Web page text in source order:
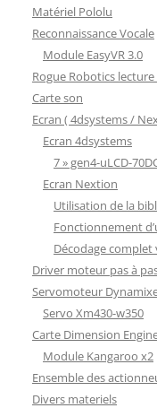
Matériel Pololu
Reconnaissance Vocale
Module EasyVR 3.0
Rogue Robotics lecture
Carte son
Ecran ( 4dsystems /
Ecran 4dsystems
7 » gen4-uLCD-
Ecran Nextion
Utilisation de la
Fonctionnement
Décodage complet
Driver moteur pas à
Servomoteur
Servo Xm430-w350
Carte Dimension
Module Kangaroo x2
Ensemble des
Divers materiels